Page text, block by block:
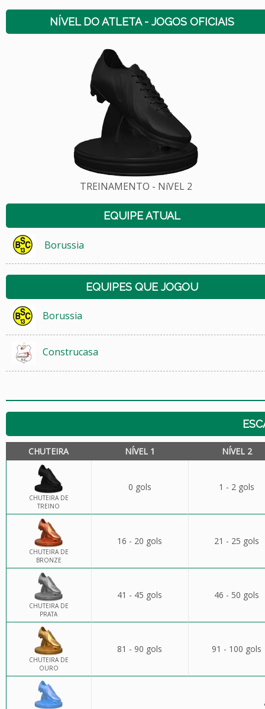
NÍVEL DO ATLETA - JOGOS OFICIAIS
TREINAMENTO - NíVEL 2
EQUIPE ATUAL
Borussia
EQUIPES QUE JOGOU
Borussia
Construcasa
CHUTEIRA NÍVEL 1 NÍVEL 2
CHUTEIRA DE
TREINO
0 gols 1 - 2 gols
CHUTEIRA DE
BRONZE
16 - 20 gols 21 - 25 gols
CHUTEIRA DE
PRATA
41 - 45 gols 46 - 50 gols
CHUTEIRA DE
OURO
81 - 90 gols 91 - 100 gols